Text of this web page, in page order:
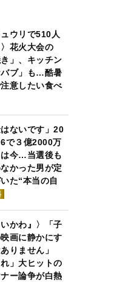
ュウリで510人
花火大会の
き」、キッチン
バブ」も…酷暑
意したい食べ
はないです」20
で３億2000万
は今…当選後も
かった男が定
た“本当の自
いかわ』〉「子
画に静かにす
りません」
れ」大ヒットの
ー論争が白熱